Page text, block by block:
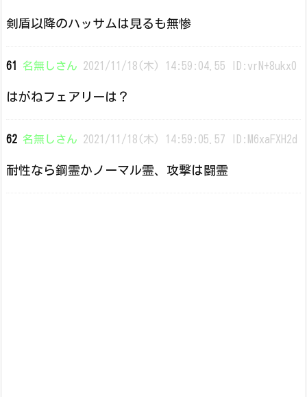
剣盾以降のハッサムは見るも無惨
61 名無しさん 2021/11/18(木) 14:59:04.55 ID:vrN+8ukx0
はがねフェアリーは？
62 名無しさん 2021/11/18(木) 14:59:05.57 ID:M6xaFXH2d
耐性なら鋼霊かノーマル霊、攻撃は闘霊